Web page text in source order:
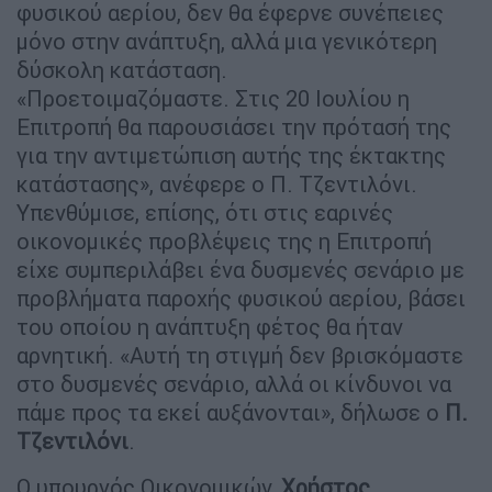
φυσικού αερίου, δεν θα έφερνε συνέπειες
μόνο στην ανάπτυξη, αλλά μια γενικότερη
δύσκολη κατάσταση.
«Προετοιμαζόμαστε. Στις 20 Ιουλίου η
Επιτροπή θα παρουσιάσει την πρότασή της
για την αντιμετώπιση αυτής της έκτακτης
κατάστασης», ανέφερε ο Π. Τζεντιλόνι.
Υπενθύμισε, επίσης, ότι στις εαρινές
οικονομικές προβλέψεις της η Επιτροπή
είχε συμπεριλάβει ένα δυσμενές σενάριο με
προβλήματα παροχής φυσικού αερίου, βάσει
του οποίου η ανάπτυξη φέτος θα ήταν
αρνητική. «Αυτή τη στιγμή δεν βρισκόμαστε
στο δυσμενές σενάριο, αλλά οι κίνδυνοι να
πάμε προς τα εκεί αυξάνονται», δήλωσε ο Π.
Τζεντιλόνι.